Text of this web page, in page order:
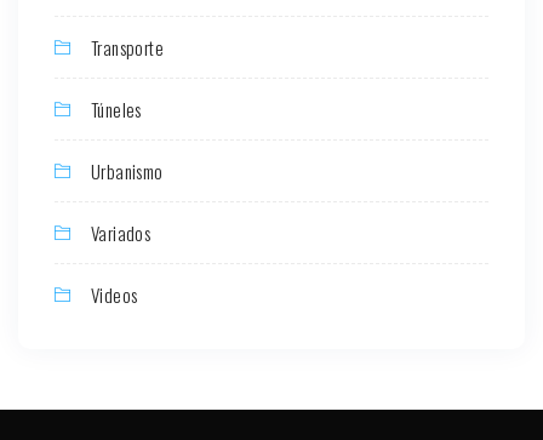
Transporte
Túneles
Urbanismo
Variados
Videos